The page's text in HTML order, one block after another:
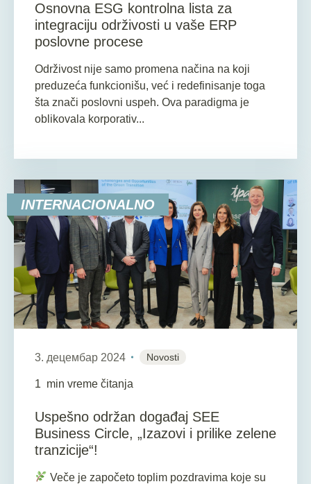
Osnovna ESG kontrolna lista za
integraciju održivosti u vaše ERP
poslovne procese
Održivost nije samo promena načina na koji
preduzeća funkcionišu, već i redefinisanje toga
šta znači poslovni uspeh. Ova paradigma je
oblikovala korporativ...
INTERNACIONALNO
3. децембар 2024 Novosti
1 min vreme čitanja
Uspešno održan događaj SEE
Business Circle, „Izazovi i prilike zelene
tranzicije“!
Veče je započeto toplim pozdravima koje su